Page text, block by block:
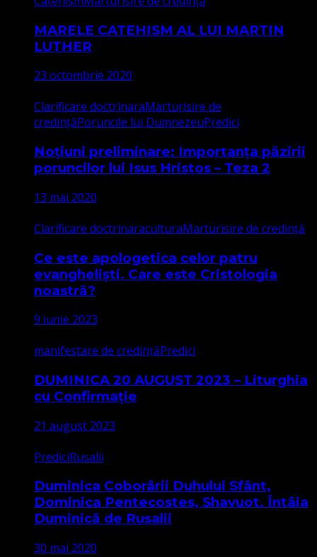
MARELE CATEHISM AL LUI MARTIN
LUTHER
23 octombrie 2020
Clarificare doctrinaraMarturisire de
credințăPoruncile lui DumnezeuPredici
Noțiuni preliminare: Importanța păzirii
poruncilor lui Isus Hristos – Teza 2
13 mai 2020
Clarificare doctrinaraculturaMarturisire de credință
Ce este apologetica celor patru
evangheliști. Care este Cristologia
noastră?
9 iunie 2023
manifestare de credințăPredici
DUMINICA 20 AUGUST 2023 – Liturghia
cu Confirmație
21 august 2023
PrediciRusalii
Duminica Coborârii Duhului Sfânt,
Dominica Pentecostes, Shavuot. Întâia
Duminică de Rusalii
30 mai 2020